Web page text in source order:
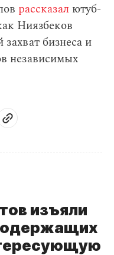
рассказал ютуб-
Ниязбеков
бизнеса и
независимых
изъяли